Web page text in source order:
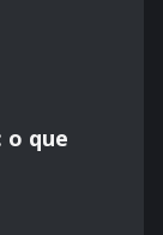
o que